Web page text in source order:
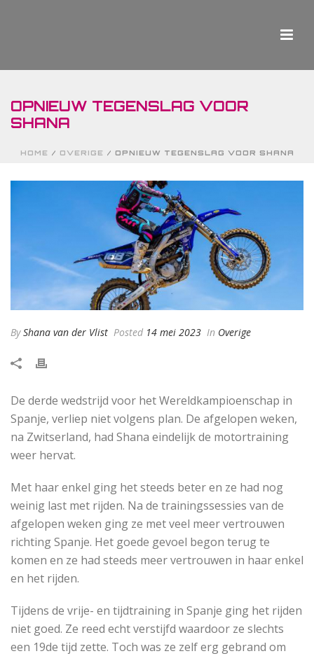
OPNIEUW TEGENSLAG VOOR
SHANA
HOME / OVERIGE / OPNIEUW TEGENSLAG VOOR SHANA
ByShana van der Vlist Posted 14 mei 2023 In Overige
De derde wedstrijd voor het Wereldkampioenschap in
Spanje, verliep niet volgens plan. De afgelopen weken,
na Zwitserland, had Shana eindelijk de motortraining
weer hervat.
Met haar enkel ging het steeds beter en ze had nog
weinig last met rijden. Na de trainingssessies van de
afgelopen weken ging ze met veel meer vertrouwen
richting Spanje. Het goede gevoel begon terug te
komen en ze had steeds meer vertrouwen in haar enkel
en het rijden.
Tijdens de vrije- en tijdtraining in Spanje ging het rijden
niet goed. Ze reed echt verstijfd waardoor ze slechts
een 19de tijd zette. Toch was ze zelf erg gebrand om